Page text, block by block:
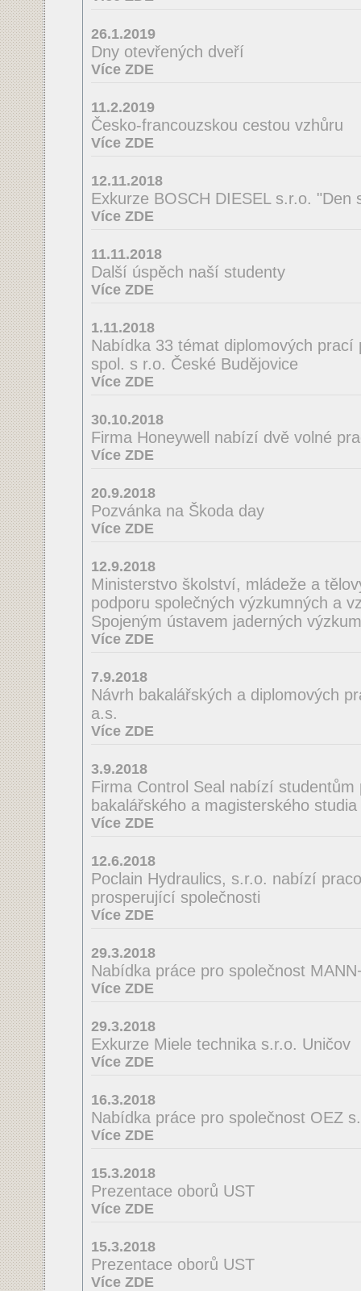
26.1.2019
Dny otevřených dveří
Více ZDE
11.2.2019
Česko-francouzskou cestou vzhůru
Více ZDE
12.11.2018
Exkurze BOSCH DIESEL s.r.o. "Den
Více ZDE
11.11.2018
Další úspěch naší studenty
Více ZDE
1.11.2018
Nabídka 33 témat diplomových prací
spol. s r.o. České Budějovice
Více ZDE
30.10.2018
Firma Honeywell nabízí dvě volné
Více ZDE
20.9.2018
Pozvánka na Škoda day
Více ZDE
12.9.2018
Ministerstvo školství, mládeže a
podporu společných výzkumných a
Spojeným ústavem jaderných
Více ZDE
7.9.2018
Návrh bakalářských a diplomových
a.s.
Více ZDE
3.9.2018
Firma Control Seal nabízí
bakalářského a magisterského
Více ZDE
12.6.2018
Poclain Hydraulics, s.r.o. nabízí
prosperující společnosti
Více ZDE
29.3.2018
Nabídka práce pro společnost
Více ZDE
29.3.2018
Exkurze Miele technika s.r.o. Uničov
Více ZDE
16.3.2018
Nabídka práce pro společnost OEZ
Více ZDE
15.3.2018
Prezentace oborů UST
Více ZDE
15.3.2018
Prezentace oborů UST
Více ZDE